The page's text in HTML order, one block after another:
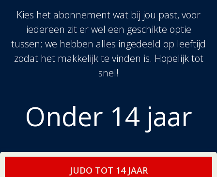
Kies het abonnement wat bij jou past, voor
iedereen zit er wel een geschikte optie
tussen; we hebben alles ingedeeld op leeftijd
zodat het makkelijk te vinden is. Hopelijk tot
snel!
Onder 14 jaar
JUDO TOT 14 JAAR